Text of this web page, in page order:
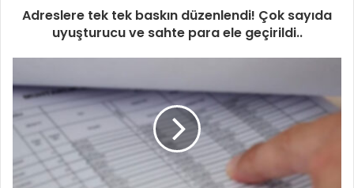
Adreslere tek tek baskın düzenlendi! Çok sayıda
uyuşturucu ve sahte para ele geçirildi..